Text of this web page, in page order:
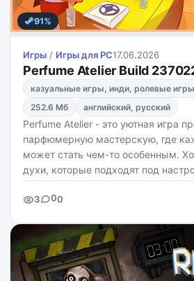
91%
Игры / Игры для PС17.06.2026
Perfume Atelier Build
казуальные игры, инди, ролевые игры,
252.6 Мб
английский, русский
Perfume Atelier - это уютная игра
парфюмерную мастерскую, где
может стать чем-то особенным.
духи, которые подходят под
Тогда здесь можно смешивать
собирать свои рецепты и делать
3 00